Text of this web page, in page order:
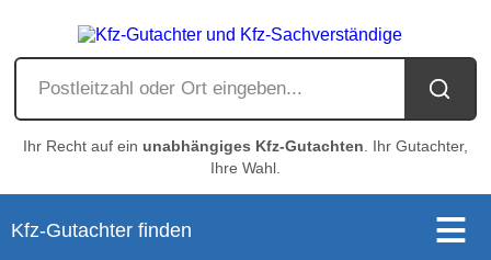
Ihr Recht auf ein unabhängiges Kfz-Gutachten . Ihr Gutachter,
Ihre Wahl.
Kfz-Gutachter finden